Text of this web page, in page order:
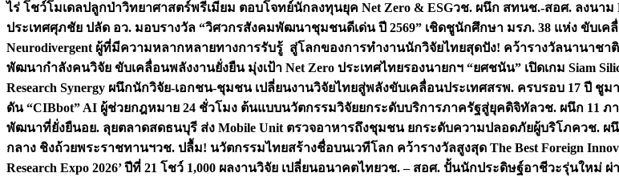
ไร่ โชว์โมเดลปลูกป่าวิทยาศาสตร์พรีเมียม ตอบโจทย์นักลงทุนยุค Net Zero & ESGวช. ผนึก สทนช.-สอศ. ลงนาม
ประเทศศุภชัย ปลัด อว. มอบรางวัล “วิศวกรสังคมพัฒนาชุมชนดีเด่น ปี 2569” เชิดชูนักศึกษา มรภ. 38 แห่ง ขับ
Neurodivergent ผู้ที่มีความหลากหลายทางการรับรู้ สู่โลกของการทำงานนักวิจัยไทยสุดปัง! คว้ารางวัลนานาชา
พัฒนากำลังคนวิจัย ขับเคลื่อนพลังงานยั่งยืน มุ่งเป้า Net Zero ประเทศไทยรองนายกฯ “ยศชนัน” เปิดเกม Siam
Research Synergy ผนึกนักวิจัย-เอกชน-ชุมชน เปลี่ยนงานวิจัยไทยสู่พลังขับเคลื่อนประเทศสรพ. ครบรอบ 17 ปี ชูม
ดัน “CIBbot” AI ผู้ช่วยกฎหมาย 24 ชั่วโมง ต้นแบบนวัตกรรมวิจัยยกระดับบริการภาครัฐสู่ยุคดิจิทัลวช. ผนึก 11 ภ
พัฒนาที่ยั่งยืนอย. ลุยตลาดสดธนบุรี ส่ง Mobile Unit ตรวจอาหารถึงชุมชน ยกระดับความปลอดภัยผู้บริโภควช. ผ
กลาง ชิงถ้วยพระราชทานฯวช. ปลื้ม! นวัตกรรมไทยสร้างชื่อบนเวทีโลก คว้ารางวัลสูงสุด The Best Foreign
Research Expo 2026’ ปีที่ 21 โชว์ 1,000 ผลงานวิจัย เปลี่ยนอนาคตไทยวช. – สอศ. ปั้นนักประดิษฐ์อาชีวะรุ่นใหม่ ผ่